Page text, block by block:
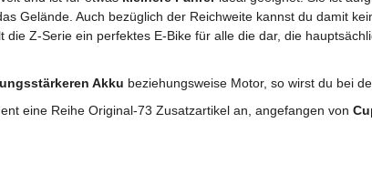
Gelände. Auch bezüglich der Reichweite kannst du damit
die Z-Serie ein perfektes E-Bike für alle die dar, die
Akku beziehungsweise Motor, so wirst du bei
eine Reihe Original-73 Zusatzartikel an, angefangen von